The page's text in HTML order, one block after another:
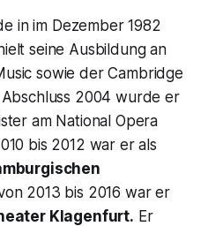
in im Dezember 1982
seine Ausbildung an
sowie der Cambridge
Abschluss 2004 wurde er
am National Opera
bis 2012 war er als
2013 bis 2016 war er
Klagenfurt. Er